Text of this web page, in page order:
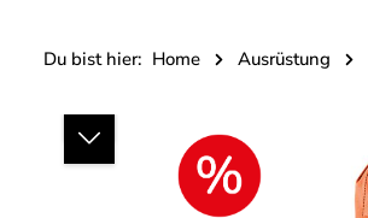
Du bist hier: Home Ausrüstung
Bildergalerie überspringen